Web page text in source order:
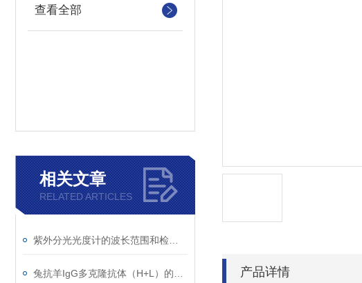
查看全部
相关文章
RELATED ARTICLES
产品详情